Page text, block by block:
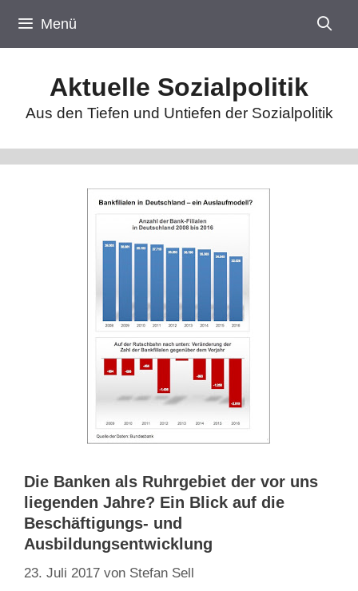
Inhalt
springen
Menü
Aktuelle Sozialpolitik
Aus den Tiefen und Untiefen der Sozialpolitik
Die Banken als Ruhrgebiet der vor uns
liegenden Jahre? Ein Blick auf die
Beschäftigungs- und
Ausbildungsentwicklung
23. Juli 2017 von Stefan Sell